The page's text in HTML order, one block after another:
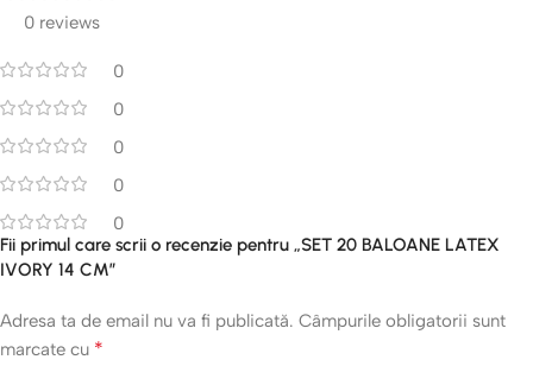
0 reviews
0
0
0
0
0
Fii primul care scrii o recenzie pentru „SET 20 BALOANE LATEX
IVORY 14 CM”
Adresa ta de email nu va fi publicată. Câmpurile obligatorii sunt
marcate cu *